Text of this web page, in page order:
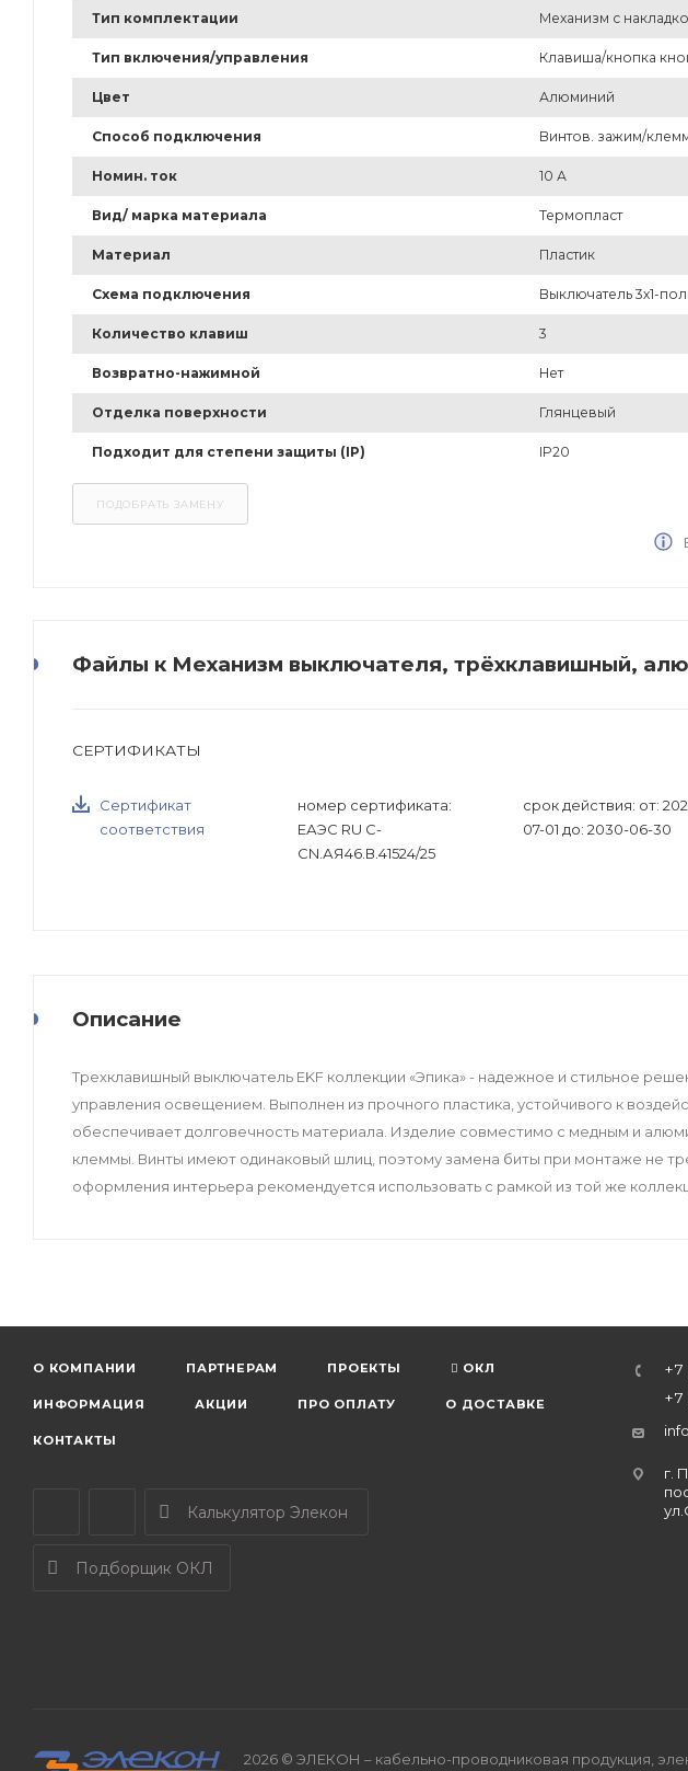
Тип комплектации Механизм с
Тип включения/управления Клавиша/кнопка
Цвет Алюминий
Способ подключения Винтов. зажим/
Номин. ток 10 А
Вид/ марка материала Термопласт
Материал Пластик
Схема подключения Выключатель 3х1-
Количество клавиш 3
Возвратно-нажимной Нет
Отделка поверхности Глянцевый
Подходит для степени защиты (IP) IP20
Файлы к Механизм выключателя, трёхклавишный,
СЕРТИФИКАТЫ
Сертификат
соответствия
номер сертификата:
ЕАЭС RU C-
CN.АЯ46.В.41524/25
срок действия: от:
07-01 до: 2030-06-30
Описание
Трехклавишный выключатель EKF коллекции «Эпика» - надежное и стильное
управления освещением. Выполнен из прочного пластика, устойчивого к
обеспечивает долговечность материала. Изделие совместимо с медным и
клеммы. Винты имеют одинаковый шлиц, поэтому замена биты при монтаже не
оформления интерьера рекомендуется использовать с рамкой из той же
О КОМПАНИИ ПАРТНЕРАМ ПРОЕКТЫ ОКЛ
ИНФОРМАЦИЯ АКЦИИ ПРО ОПЛАТУ О ДОСТАВКЕ
КОНТАКТЫ
Калькулятор Элекон
Подборщик ОКЛ
+7
+7
г.
2026 © ЭЛЕКОН – кабельно-проводниковая продукция,